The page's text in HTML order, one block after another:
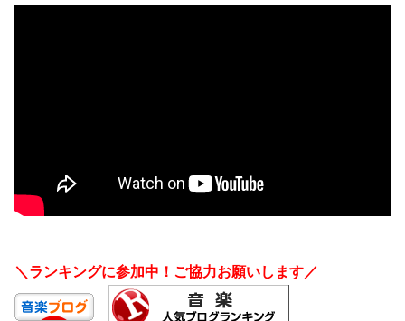
＼ランキングに参加中！ご協力お願いします／